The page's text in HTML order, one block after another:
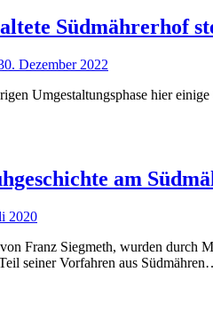
Südmährerhof
Dezember 2022
Umgestaltungsphase hier
am
2020
Franz Siegmeth, wurden durch
seiner Vorfahren aus